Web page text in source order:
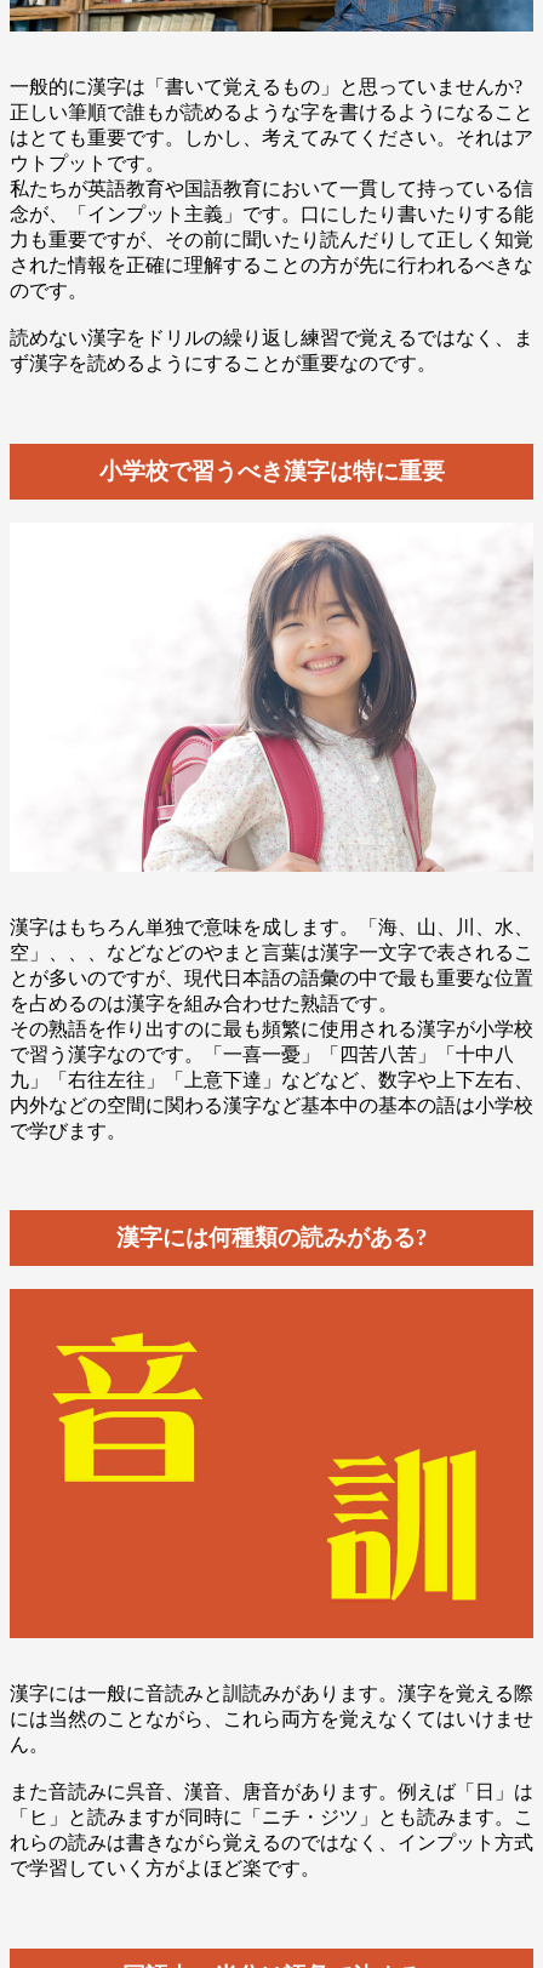
一般的に漢字は「書いて覚えるもの」と思っていませんか?
正しい筆順で誰もが読めるような字を書けるようになること
はとても重要です。しかし、考えてみてください。それはア
ウトプットです。
私たちが英語教育や国語教育において一貫して持っている信
念が、「インプット主義」です。口にしたり書いたりする能
力も重要ですが、その前に聞いたり読んだりして正しく知覚
された情報を正確に理解することの方が先に行われるべきな
のです。
読めない漢字をドリルの繰り返し練習で覚えるではなく、ま
ず漢字を読めるようにすることが重要なのです。
小学校で習うべき漢字は特に重要
漢字はもちろん単独で意味を成します。「海、山、川、水、
空」、、、などなどのやまと言葉は漢字一文字で表されるこ
とが多いのですが、現代日本語の語彙の中で最も重要な位置
を占めるのは漢字を組み合わせた熟語です。
その熟語を作り出すのに最も頻繁に使用される漢字が小学校
で習う漢字なのです。「一喜一憂」「四苦八苦」「十中八
九」「右往左往」「上意下達」などなど、数字や上下左右、
内外などの空間に関わる漢字など基本中の基本の語は小学校
で学びます。
漢字には何種類の読みがある?
漢字には一般に音読みと訓読みがあります。漢字を覚える際
には当然のことながら、これら両方を覚えなくてはいけませ
ん。
また音読みに呉音、漢音、唐音があります。例えば「日」は
「ヒ」と読みますが同時に「ニチ・ジツ」とも読みます。こ
れらの読みは書きながら覚えるのではなく、インプット方式
で学習していく方がよほど楽です。